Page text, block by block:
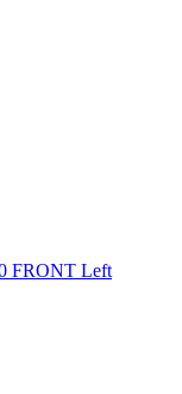
FRONT Left